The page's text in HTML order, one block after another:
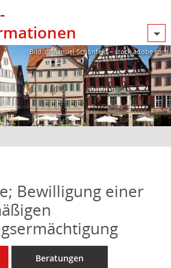
Bild: @Manuel Schönfeld – stock.adobe.com
Bewilligung einer
Beratungen